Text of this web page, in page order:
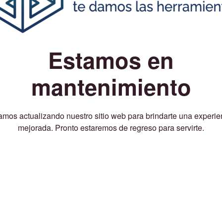
Estamos en
mantenimiento
actualizando nuestro sitio web para brindarte una
mejorada. Pronto estaremos de regreso para servirte.